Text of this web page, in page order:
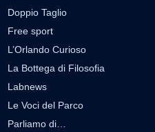
Doppio Taglio
Free sport
L’Orlando Curioso
La Bottega di Filosofia
Labnews
Le Voci del Parco
Parliamo di…